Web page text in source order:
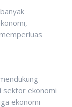
sektor ekonomi
ekonomi